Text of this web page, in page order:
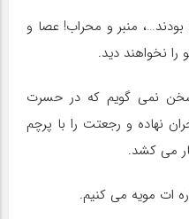
منبر و محراب! عصا و
نخواهند دید.
نمی گویم که در حسرت
نهاده و رجعتت را با پرچم
می کشد.
ات مویه می کنیم.